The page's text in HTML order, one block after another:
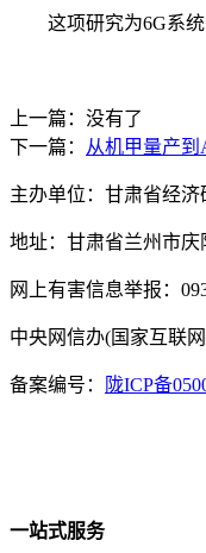
这项研究为6G系统
上一篇：没有了
下一篇：
从机甲量产
主办单位：甘肃省经济
地址：甘肃省兰州市庆
网上有害信息举报：
中央网信办(国家互联
备案编号： 陇ICP备
一站式服务